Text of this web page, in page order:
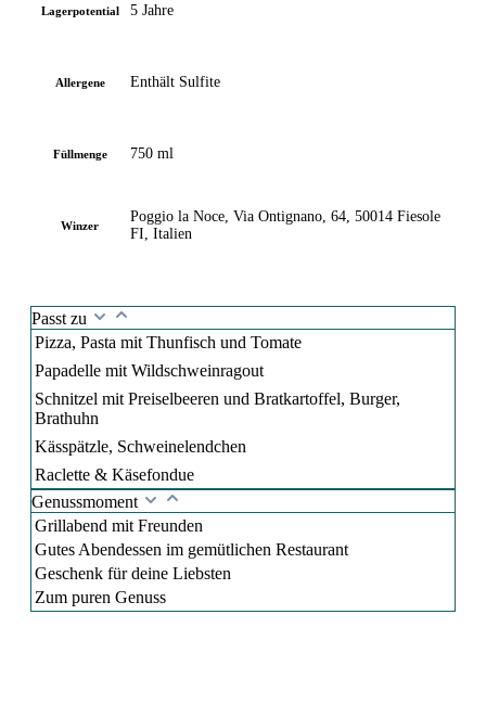
Lagerpotential 5 Jahre
Allergene Enthält Sulfite
Füllmenge 750 ml
Winzer
Poggio la Noce, Via Ontignano, 64, 50014 Fiesole
FI, Italien
Passt zu
Pizza, Pasta mit Thunfisch und Tomate
Papadelle mit Wildschweinragout
Schnitzel mit Preiselbeeren und Bratkartoffel, Burger,
Brathuhn
Kässpätzle, Schweinelendchen
Raclette & Käsefondue
Genussmoment
Grillabend mit Freunden
Gutes Abendessen im gemütlichen Restaurant
Geschenk für deine Liebsten
Zum puren Genuss